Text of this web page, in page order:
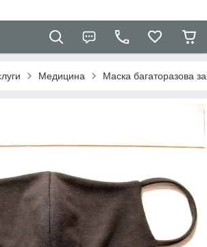
Медицина Маска багаторазова